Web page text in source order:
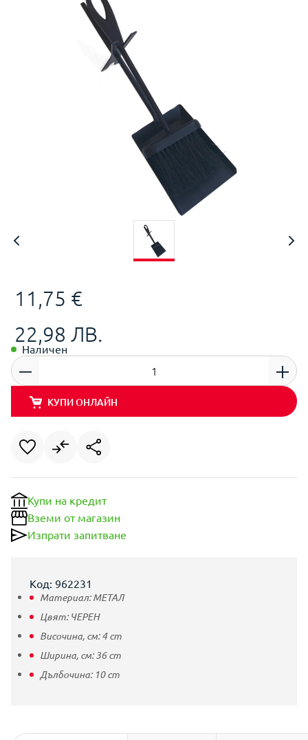
11,75 €
22,98 ЛВ.
Наличен
КУПИ ОНЛАЙН
Купи на кредит
Вземи от магазин
Изпрати запитване
Код: 962231
Материал:МЕТАЛ
Цвят: ЧЕРЕН
Височина, см:4cm
Ширина, см:36cm
Дълбочина: 10cm